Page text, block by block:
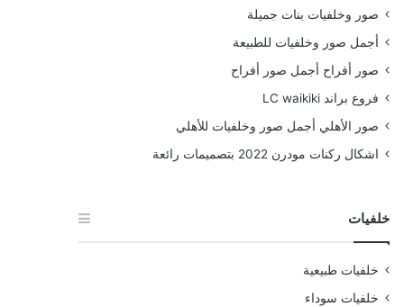
صور وخلفيات بنات جميلة
أجمل صور وخلفيات للطبيعة
صور أفراح أجمل صور أفراح
فروع براند LC waikiki
صور الأهلي أجمل صور وخلفيات للأهلي
اشكال ركنات مودرن 2022 بتصميمات رائعة
خلفيات
خلفيات طبيعية
خلفيات سوداء